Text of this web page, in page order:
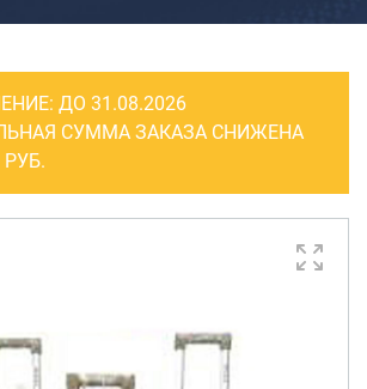
Рюкзаки детские для детских
Бьюти-кейсы
САКВОЯЖИ
РАСПРОДАЖА
Сумки деловые
ДО 31.08.2026
СУММА ЗАКАЗА СНИЖЕНА
РУБ.